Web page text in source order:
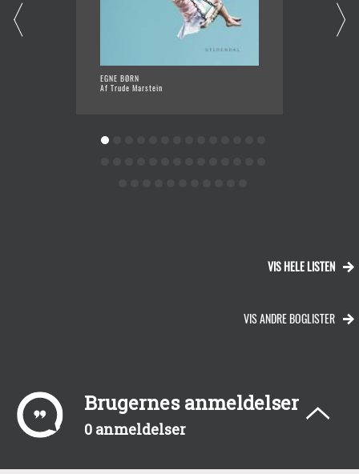
EGNE BØRN
Af Trude Marstein
VIS HELE LISTEN
VIS ANDRE BOGLISTER
Brugernes anmeldelser
0 anmeldelser